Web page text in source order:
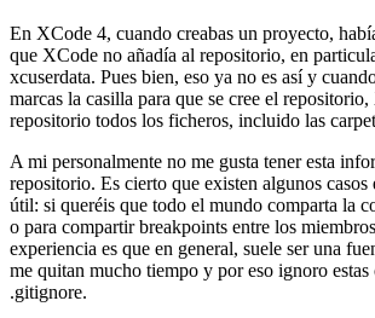
En XCode 4, cuando creabas un proyecto,
que XCode no añadía al repositorio, en
xcuserdata. Pues bien, eso ya no es así y
marcas la casilla para que se cree el
repositorio todos los ficheros, incluido las
A mi personalmente no me gusta tener esta
repositorio. Es cierto que existen algunos casos
útil: si queréis que todo el mundo comparta la
o para compartir breakpoints entre los
experiencia es que en general, suele ser una
me quitan mucho tiempo y por eso ignoro estas
.gitignore.